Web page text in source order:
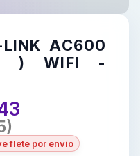
LINK AC600
) WIFI -
)
flete por envío